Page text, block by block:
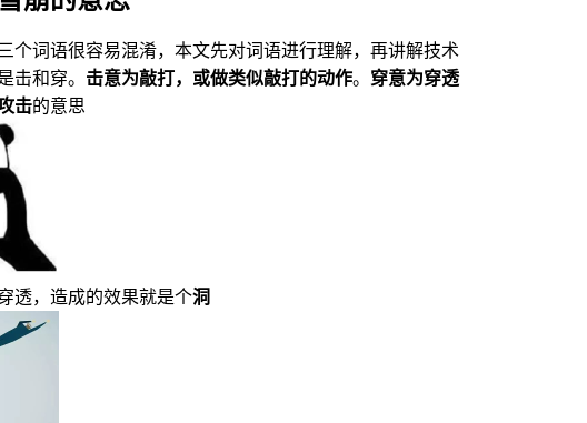
个词语很容易混淆，本文先对词语进行理解，再讲解技术
击和穿。 击意为敲打，或做类似敲打的动作。 穿意为穿透
击的意思
透，造成的效果就是个洞